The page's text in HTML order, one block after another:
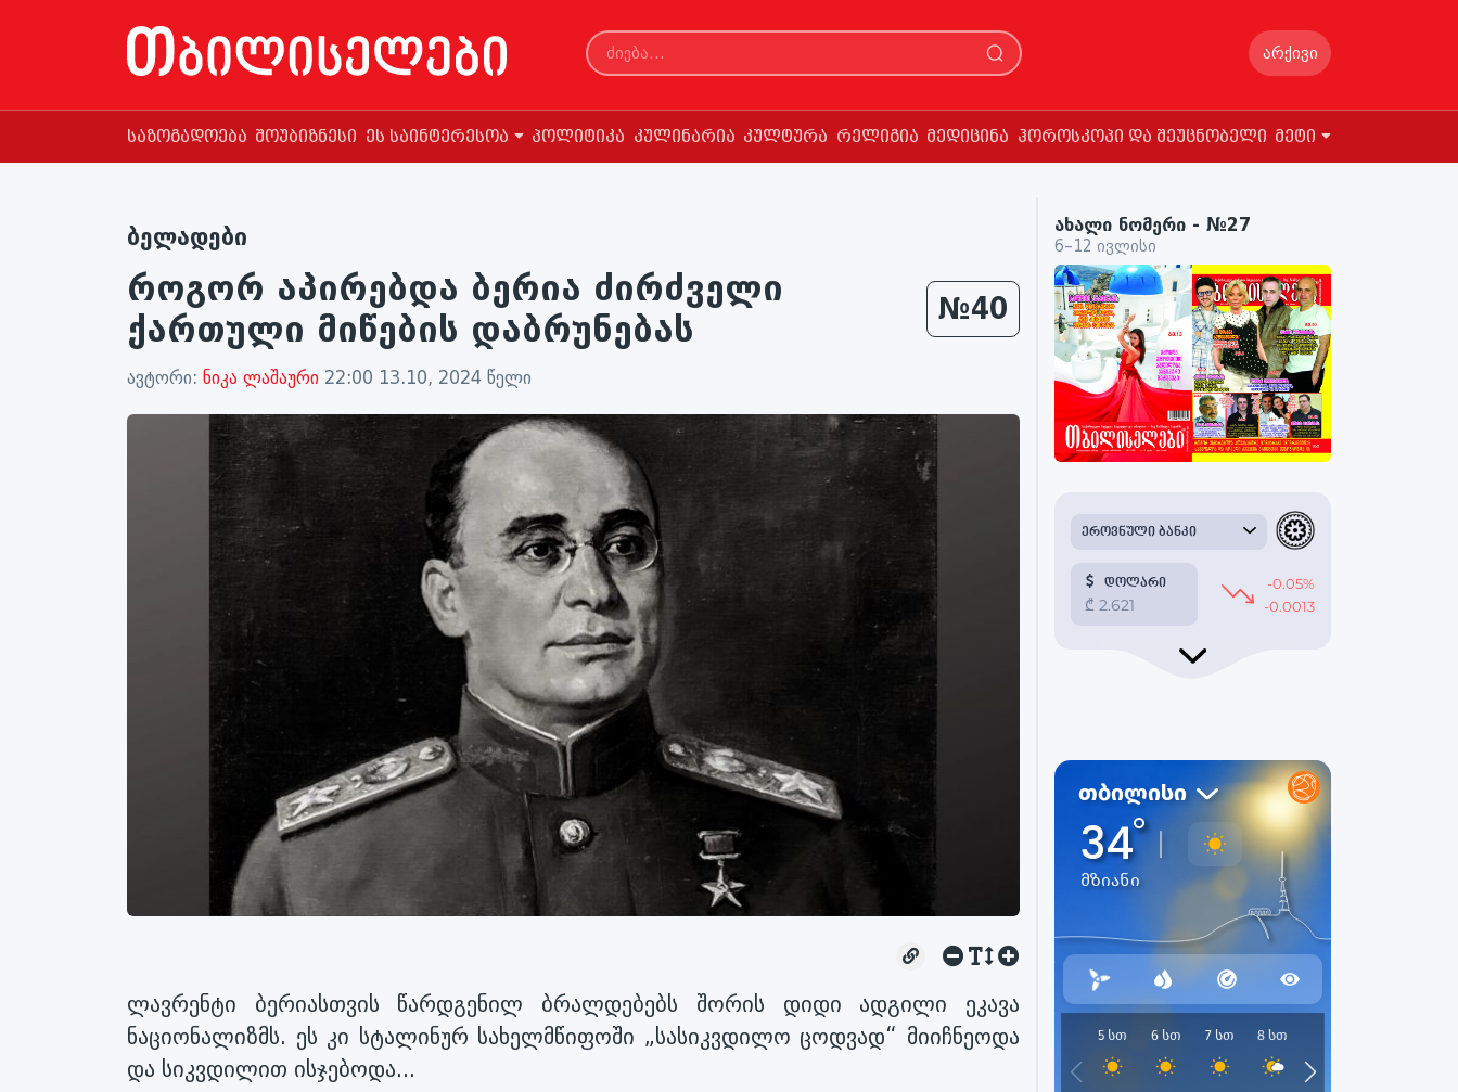
არქივი
საზოგადოება შოუბიზნესი ეს საინტერესოა პოლიტიკა კულინარია კულტურა რელიგია მედიცინა ჰოროსკოპი და შეუცნობელი მეტი
ბელადები
როგორ აპირებდა ბერია ძირძველი
ქართული მიწების დაბრუნებას
№40
ავტორი: ნიკა ლაშაური 22:00 13.10, 2024 წელი
ლავრენტი ბერიასთვის წარდგენილ ბრალდებებს შორის დიდი ადგილი ეკავა
ნაციონალიზმს. ეს კი სტალინურ სახელმწიფოში „სასიკვდილო ცოდვად“ მიიჩნეოდა
და სიკვდილით ისჯებოდა...
ახალი ნომერი - №27
6–12 ივლისი